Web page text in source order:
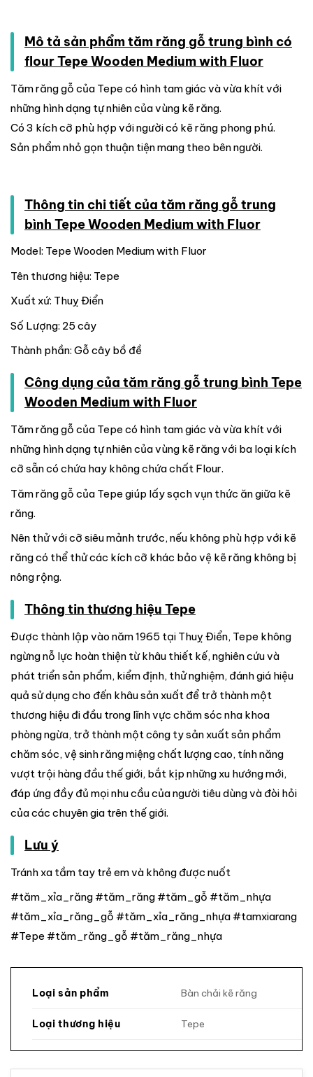
Mô tả sản phẩm tăm răng gỗ trung bình có
flour Tepe Wooden Medium with Fluor
Tăm răng gỗ của Tepe có hình tam giác và vừa khít với
những hình dạng tự nhiên của vùng kẽ răng.
Có 3 kích cỡ phù hợp với người có kẽ răng phong phú.
Sản phẩm nhỏ gọn thuận tiện mang theo bên người.
Thông tin chi tiết của tăm răng gỗ trung
bình Tepe Wooden Medium with Fluor
Model: Tepe Wooden Medium with Fluor
Tên thương hiệu: Tepe
Xuất xứ: Thuỵ Điển
Số Lượng: 25 cây
Thành phần: Gỗ cây bồ đề
Công dụng của tăm răng gỗ trung bình Tepe
Wooden Medium with Fluor
Tăm răng gỗ của Tepe có hình tam giác và vừa khít với
những hình dạng tự nhiên của vùng kẽ răng với ba loại kích
cỡ sẵn có chứa hay không chứa chất Flour.
Tăm răng gỗ của Tepe giúp lấy sạch vụn thức ăn giữa kẽ
răng.
Nên thử với cỡ siêu mảnh trước, nếu không phù hợp với kẽ
răng có thể thử các kích cỡ khác bảo vệ kẽ răng không bị
nông rộng.
Thông tin thương hiệu Tepe
Được thành lập vào năm 1965 tại Thuỵ Điển, Tepe không
ngừng nỗ lực hoàn thiện từ khâu thiết kế, nghiên cứu và
phát triển sản phẩm, kiểm định, thử nghiệm, đánh giá hiệu
quả sử dụng cho đến khâu sản xuất để trở thành một
thương hiệu đi đầu trong lĩnh vực chăm sóc nha khoa
phòng ngừa, trở thành một công ty sản xuất sản phẩm
chăm sóc, vệ sinh răng miệng chất lượng cao, tính năng
vượt trội hàng đầu thế giới, bắt kịp những xu hướng mới,
đáp ứng đầy đủ mọi nhu cầu của người tiêu dùng và đòi hỏi
của các chuyên gia trên thế giới.
Lưu ý
Tránh xa tầm tay trẻ em và không được nuốt
#tăm_xỉa_răng #tăm_răng #tăm_gỗ #tăm_nhựa
#tăm_xỉa_răng_gỗ #tăm_xỉa_răng_nhựa #tamxiarang
#Tepe #tăm_răng_gỗ #tăm_răng_nhựa
Loại sản phẩm Bàn chải kẽ răng
Loại thương hiệu Tepe